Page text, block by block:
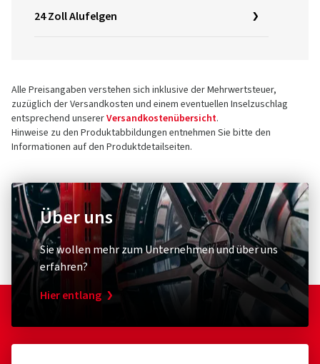
24 Zoll Alufelgen
Alle Preisangaben verstehen sich inklusive der Mehrwertsteuer,
zuzüglich der Versandkosten und einem eventuellen Inselzuschlag
entsprechend unsererVersandkostenübersicht.
Hinweise zu den Produktabbildungen entnehmen Sie bitte den
Informationen auf den Produktdetailseiten.
Über uns
Sie wollen mehr zum Unternehmen und über uns
erfahren?
Hier entlang